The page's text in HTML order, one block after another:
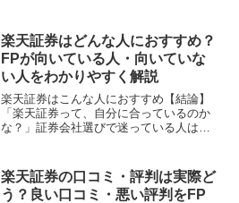
特に、新NISAや投資信託との相性が良
く、楽天ポイントを使った...
楽天証券はどんな人におすすめ？
FPが向いている人・向いていな
い人をわかりやすく解説
楽天証券はこんな人におすすめ【結論】
「楽天証券って、自分に合っているのか
な？」証券会社選びで迷っている人は多
「新NISAでコツコツ投資したい人」に特
におすすめです。一方...
楽天証券の口コミ・評判は実際ど
う？良い口コミ・悪い評判をFP